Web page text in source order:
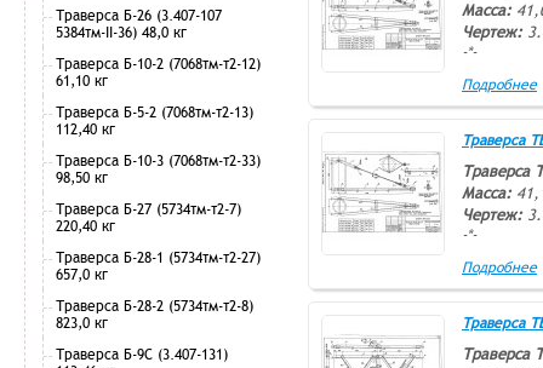
Траверса Б-26 (3.407-107
5384тм-II-36) 48,0 кг
Траверса Б-10-2 (7068тм-т2-12)
61,10 кг
Траверса Б-5-2 (7068тм-т2-13)
112,40 кг
Траверса Б-10-3 (7068тм-т2-33)
98,50 кг
Траверса Б-27 (5734тм-т2-7)
220,40 кг
Траверса Б-28-1 (5734тм-т2-27)
657,0 кг
Траверса Б-28-2 (5734тм-т2-8)
823,0 кг
Траверса Б-9С (3.407-131)
Масса:
Чертеж:
-*-
Подробнее
Траверса
Траверса
Масса:
Чертеж:
-*-
Подробнее
Траверса
Траверса